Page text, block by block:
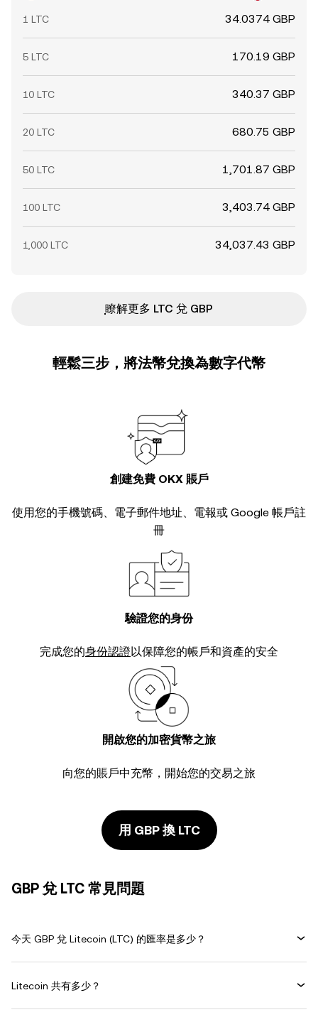
1 LTC 34.0374 GBP
5 LTC 170.19 GBP
10 LTC 340.37 GBP
20 LTC 680.75 GBP
50 LTC 1,701.87 GBP
100 LTC 3,403.74 GBP
1,000 LTC 34,037.43 GBP
ִִִִִִִִִִִִִִִִִִִִִִִִִִִִִִִִִִִִִִִִִִִִִִִ瞭解更多 LTC 兌 GBP
輕鬆三步，將法幣兌換為數字代幣
創建免費 OKX 賬戶
使用您的手機號碼、電子郵件地址、電報或 Google 帳戶註
冊
驗證您的身份
完成您的身份認證以保障您的帳戶和資產的安全
開啟您的加密貨幣之旅
向您的賬戶中充幣，開始您的交易之旅
用 GBP 換 LTC
GBP 兌 LTC 常見問題
今天 GBP 兌 Litecoin (LTC) 的匯率是多少？
Litecoin 共有多少？